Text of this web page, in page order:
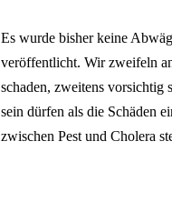
Es wurde bisher keine
veröffentlicht. Wir zweifeln
schaden, zweitens vorsichtig
sein dürfen als die Schäden
zwischen Pest und Cholera